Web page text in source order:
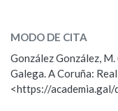
ESCOLLE UNHA
Observación
Propoño
MODO DE CITA
González González,
Galega. A Coruña:
<https://